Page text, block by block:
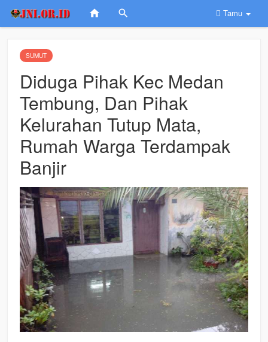
Tamu
SUMUT
Diduga Pihak Kec Medan
Tembung, Dan Pihak
Kelurahan Tutup Mata,
Rumah Warga Terdampak
Banjir